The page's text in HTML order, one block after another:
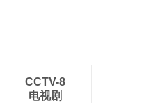
CCTV-8
电视剧